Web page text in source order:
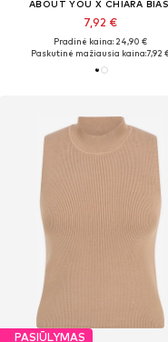
ABOUT YOU X CHIARA
7,92 €
Pradinė kaina: 24,90 €
Paskutinė mažiausia kaina:7,92
PASIŪLYMAS